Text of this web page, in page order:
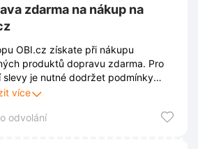
zdarma na nákup na
OBI.cz získate při nákupu
produktů dopravu zdarma. Pro
slevy je nutné dodržet podmínky
obchodem. Tyto podmínky jsou
se průběžně měnit.
více
odvolání